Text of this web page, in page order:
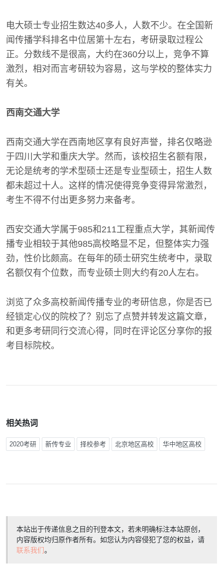
电大硕士专业招生数达40多人，人数不少。在全国新
闻传播学科排名中位居第十左右，考研录取过程公
正。分数线不是很高，大约在360分以上，竞争不算
激烈，相对而言考研较为容易，这与学校的整体实力
有关。
西南交通大学
西南交通大学在西南地区享有良好声誉，排名仅略逊
于四川大学和重庆大学。然而，该校招生名额有限，
无论是统考的学术型硕士还是专业型硕士，招生人数
都未超过十人。这样的情况使得竞争变得异常激烈，
考生不得不付出更多努力来备考。
西安交通大学属于985和211工程重点大学，其新闻传
播专业相较于其他985高校略显不足，但整体实力强
劲，性价比颇高。在每年的硕士研究生统考中，录取
名额仅有个位数，而专业硕士则大约有20人左右。
浏览了众多高校新闻传播专业的考研信息，你是否已
经锁定心仪的院校了？别忘了点赞并转发这篇文章，
和更多考研同行交流心得，同时在评论区分享你的报
考目标院校。
相关热词
2020考研 新传专业 择校参考 北京地区高校 华中地区高校
本站出于传递信息之目的刊登本文，若未明确标注本站原创，
内容版权均归原作者所有。如您认为内容侵犯了您的权益，请
联系我们。